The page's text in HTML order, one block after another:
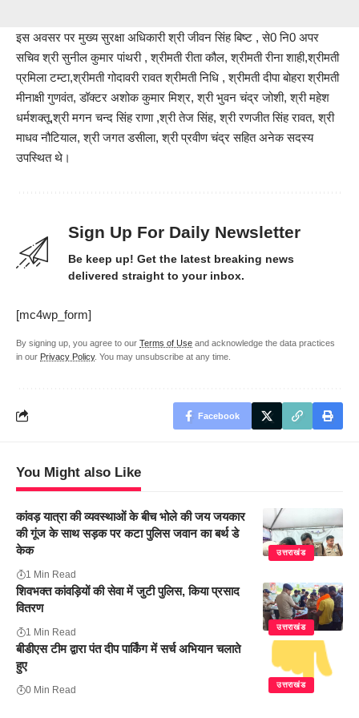
इस अवसर पर मुख्य सुरक्षा अधिकारी श्री जीवन सिंह बिष्ट , से0 नि0 अपर
सचिव श्री सुनील कुमार पांथरी , श्रीमती रीता कौल, श्रीमती रीना शाही,श्रीमती
प्रमिला टम्टा,श्रीमती गोदावरी रावत श्रीमती निधि , श्रीमती दीपा बोहरा श्रीमती
मीनाक्षी गुणवंत, डॉक्टर अशोक कुमार मिश्र, श्री भुवन चंद्र जोशी, श्री महेश
धर्मशक्तू,श्री मगन चन्द सिंह राणा ,श्री तेज सिंह, श्री रणजीत सिंह रावत, श्री
माधव नौटियाल, श्री जगत डसीला, श्री प्रवीण चंद्र सहित अनेक सदस्य
उपस्थित थे।
Sign Up For Daily Newsletter
Be keep up! Get the latest breaking news
delivered straight to your inbox.
[mc4wp_form]
By signing up, you agree to our Terms of Use and acknowledge the data practices
in our Privacy Policy. You may unsubscribe at any time.
Facebook
You Might also Like
उत्तराखंड
कांवड़ यात्रा की व्यवस्थाओं के बीच भोले की जय जयकार
की गूंज के साथ सड़क पर कटा पुलिस जवान का बर्थ डे
केक
1 Min Read
उत्तराखंड
शिवभक्त कांवड़ियों की सेवा में जुटी पुलिस, किया प्रसाद
वितरण
1 Min Read
उत्तराखंड
बीडीएस टीम द्वारा पंत दीप पार्किंग में सर्च अभियान चलाते
हुए
0 Min Read